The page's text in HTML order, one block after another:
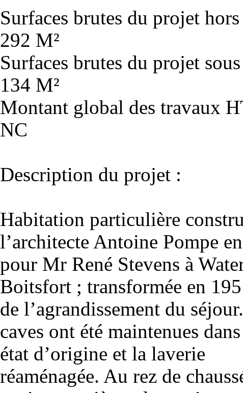
Surfaces brutes du projet
292 M²
Surfaces brutes du projet
134 M²
Montant global des travaux
NC
Description du projet :
Habitation particulière
l’architecte Antoine Pompe
pour Mr René Stevens à
Boitsfort ; transformée en
de l’agrandissement du
caves ont été maintenues
état d’origine et la laverie
réaménagée. Au rez de